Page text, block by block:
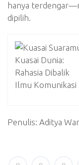
hanya
dipilih.
Penulis: Aditya